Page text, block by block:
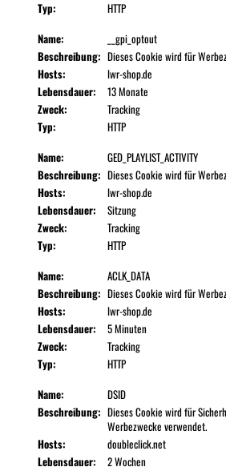
Typ:
HTTP
Name:
__gpi_optout
Beschreibung: Dieses Cookie wird für
Hosts:
lwr-shop.de
Lebensdauer:
13 Monate
Zweck:
Tracking
Typ:
HTTP
Name:
GED_PLAYLIST_ACTIVITY
Beschreibung: Dieses Cookie wird für
Hosts:
lwr-shop.de
Lebensdauer:
Sitzung
Zweck:
Tracking
Typ:
HTTP
Name:
ACLK_DATA
Beschreibung: Dieses Cookie wird für
Hosts:
lwr-shop.de
Lebensdauer:
5 Minuten
Zweck:
Tracking
Typ:
HTTP
Name:
DSID
Beschreibung: Dieses Cookie wird für
Werbezwecke verwendet.
Hosts:
doubleclick.net
Lebensdauer:
2 Wochen